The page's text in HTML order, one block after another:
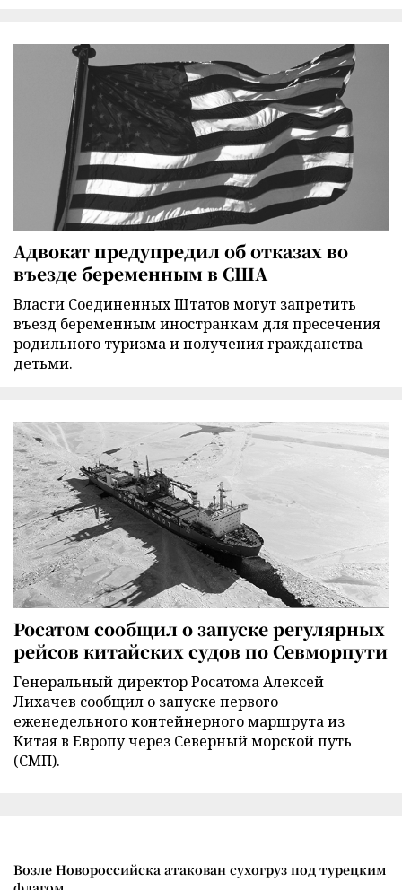
Адвокат предупредил об отказах во
въезде беременным в США
Власти Соединенных Штатов могут запретить
въезд беременным иностранкам для пресечения
родильного туризма и получения гражданства
детьми.
Росатом сообщил о запуске регулярных
рейсов китайских судов по Севморпути
Генеральный директор Росатома Алексей
Лихачев сообщил о запуске первого
еженедельного контейнерного маршрута из
Китая в Европу через Северный морской путь
(СМП).
Возле Новороссийска атакован сухогруз под турецким